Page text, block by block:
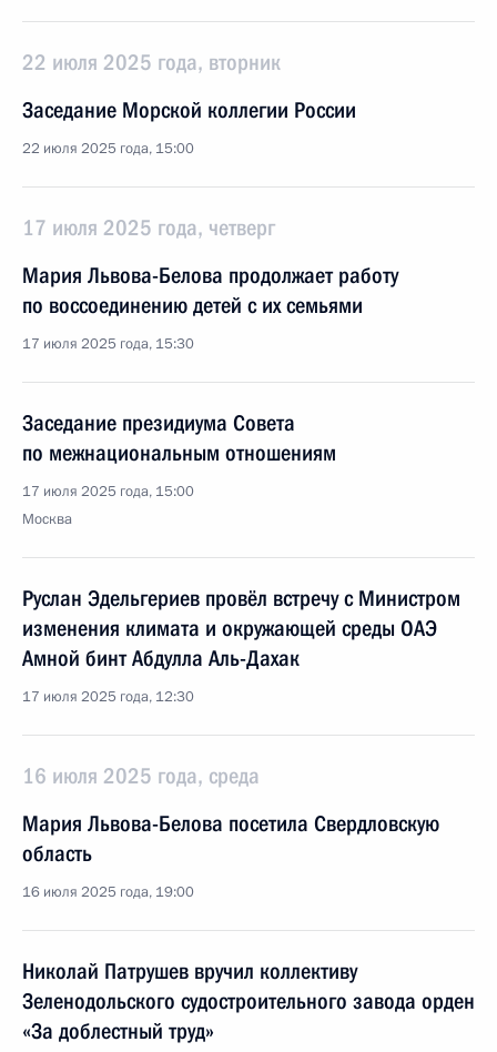
22 июля 2025 года, вторник
Заседание Морской коллегии России
22 июля 2025 года, 15:00
17 июля 2025 года, четверг
Мария Львова-Белова продолжает работу
по воссоединению детей с их семьями
17 июля 2025 года, 15:30
Заседание президиума Совета
по межнациональным отношениям
17 июля 2025 года, 15:00
Москва
Руслан Эдельгериев провёл встречу с Министром
изменения климата и окружающей среды ОАЭ
Амной бинт Абдулла Аль-Дахак
17 июля 2025 года, 12:30
16 июля 2025 года, среда
Мария Львова-Белова посетила Свердловскую
область
16 июля 2025 года, 19:00
Николай Патрушев вручил коллективу
Зеленодольского судостроительного завода орден
«За доблестный труд»